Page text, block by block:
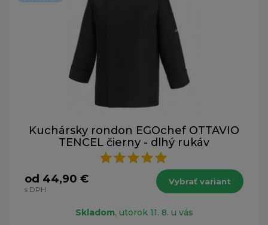
Kuchársky rondon EGOchef OTTAVIO
TENCEL čierny - dlhý rukáv
od 44,90 €
s DPH
Vybrať variant
Skladom, utorok 11. 8. u vás